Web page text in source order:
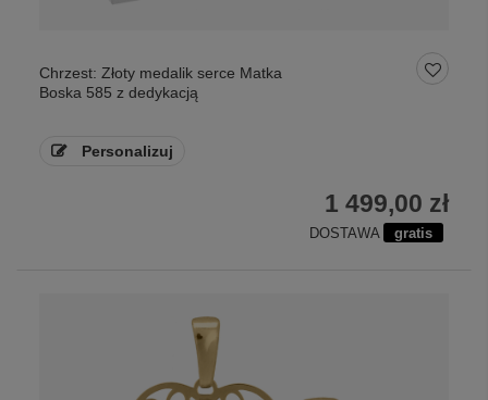
Chrzest: Złoty medalik serce Matka
Boska 585 z dedykacją
Personalizuj
1 499,00 zł
DOSTAWA gratis